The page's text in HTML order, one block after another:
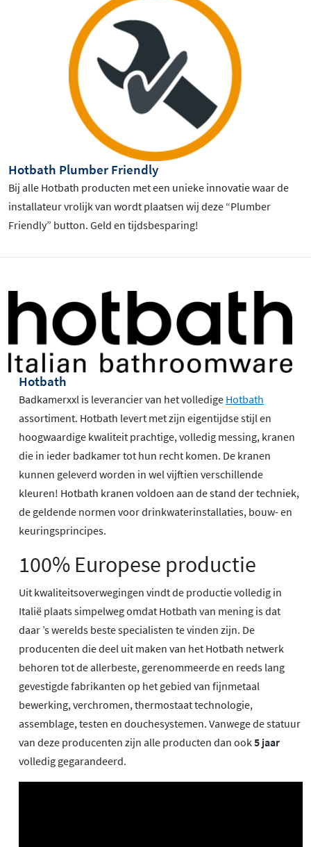
Hotbath Plumber Friendly
Bij alle Hotbath producten met een unieke innovatie waar de
installateur vrolijk van wordt plaatsen wij deze “Plumber
Friendly” button. Geld en tijdsbesparing!
Hotbath
Badkamerxxl is leverancier van het volledige Hotbath
assortiment. Hotbath levert met zijn eigentijdse stijl en
hoogwaardige kwaliteit prachtige, volledig messing, kranen
die in ieder badkamer tot hun recht komen. De kranen
kunnen geleverd worden in wel vijftien verschillende
kleuren! Hotbath kranen voldoen aan de stand der techniek,
de geldende normen voor drinkwaterinstallaties, bouw- en
keuringsprincipes.
100% Europese productie
Uit kwaliteitsoverwegingen vindt de productie volledig in
Italië plaats simpelweg omdat Hotbath van mening is dat
daar ’s werelds beste specialisten te vinden zijn. De
producenten die deel uit maken van het Hotbath netwerk
behoren tot de allerbeste, gerenommeerde en reeds lang
gevestigde fabrikanten op het gebied van fijnmetaal
bewerking, verchromen, thermostaat technologie,
assemblage, testen en douchesystemen. Vanwege de statuur
van deze producenten zijn alle producten dan ook5 jaar
volledig gegarandeerd.